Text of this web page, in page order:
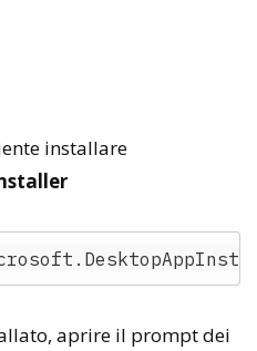
installare
aprire il prompt dei